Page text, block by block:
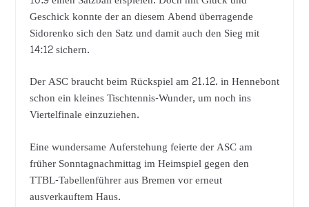
Geschick konnte der an diesem Abend überragende
Sidorenko sich den Satz und damit auch den Sieg mit
14:12 sichern.
Der ASC braucht beim Rückspiel am 21.12. in Hennebont
schon ein kleines Tischtennis-Wunder, um noch ins
Viertelfinale einzuziehen.
Eine wundersame Auferstehung feierte der ASC am
früher Sonntagnachmittag im Heimspiel gegen den
TTBL-Tabellenführer aus Bremen vor erneut
ausverkauftem Haus.